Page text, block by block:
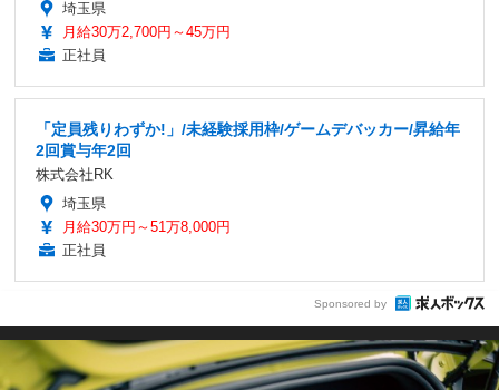
埼玉県
月給30万2,700円～45万円
正社員
「定員残りわずか!」/未経験採用枠/ゲームデバッカー/昇給年
2回賞与年2回
株式会社RK
埼玉県
月給30万円～51万8,000円
正社員
Sponsored by